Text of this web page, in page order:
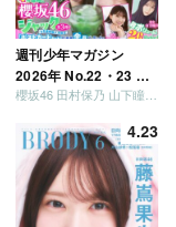
週刊少年マガジン
2026年 No.22・23 合
併号
櫻坂46 田村保乃 山下瞳月 山川宇衣
4.23